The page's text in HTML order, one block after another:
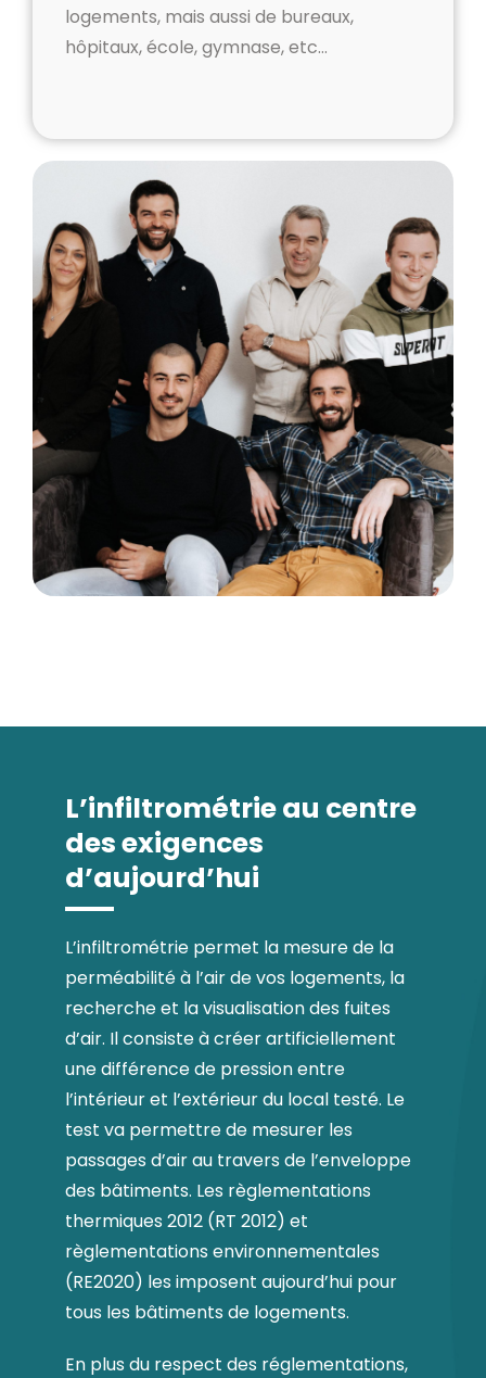
logements, mais aussi de bureaux,
hôpitaux, école, gymnase, etc…
L’infiltrométrie au centre
des exigences
d’aujourd’hui
L’infiltrométrie permet la mesure de la
perméabilité à l’air de vos logements, la
recherche et la visualisation des fuites
d’air. Il consiste à créer artificiellement
une différence de pression entre
l’intérieur et l’extérieur du local testé. Le
test va permettre de mesurer les
passages d’air au travers de l’enveloppe
des bâtiments. Les règlementations
thermiques 2012 (RT 2012) et
règlementations environnementales
(RE2020) les imposent aujourd’hui pour
tous les bâtiments de logements.
En plus du respect des réglementations,